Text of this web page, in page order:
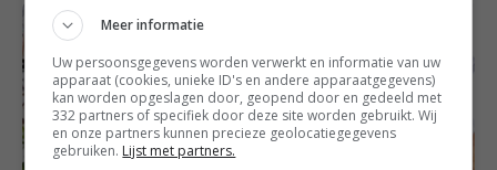
Meer informatie
Uw persoonsgegevens worden verwerkt en informatie van uw
apparaat (cookies, unieke ID's en andere apparaatgegevens)
kan worden opgeslagen door, geopend door en gedeeld met
332 partners of specifiek door deze site worden gebruikt. Wij
en onze partners kunnen precieze geolocatiegegevens
gebruiken. Lijst met partners.